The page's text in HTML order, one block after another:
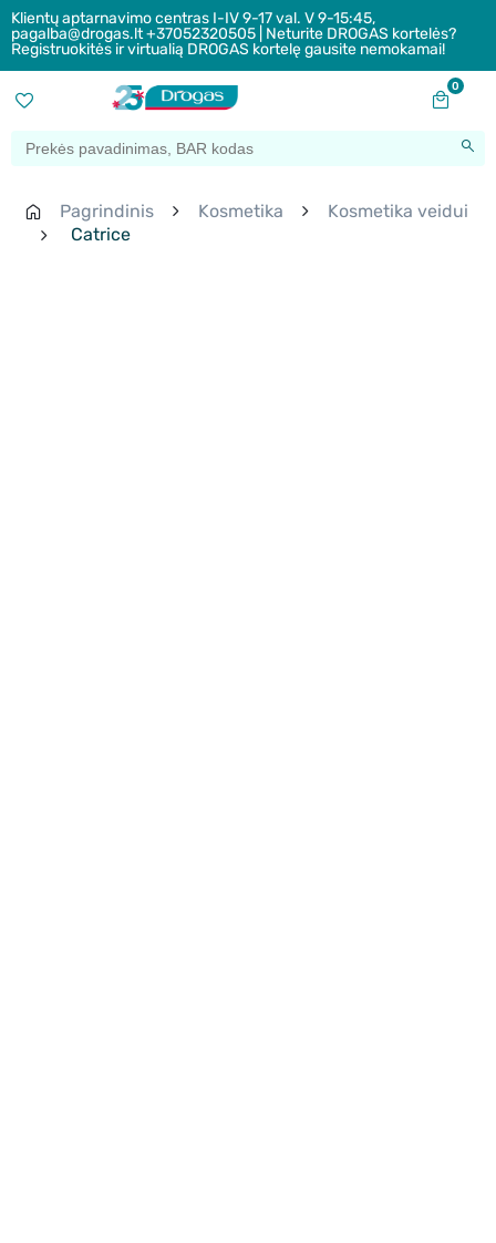
Klientų aptarnavimo centras I-IV 9-17 val. V 9-15:45,
pagalba@drogas.lt +37052320505 | Neturite DROGAS kortelės?
Registruokitės ir virtualią DROGAS kortelę gausite nemokamai!
0
Pagrindinis Kosmetika
Kosmetika veidui
Catrice